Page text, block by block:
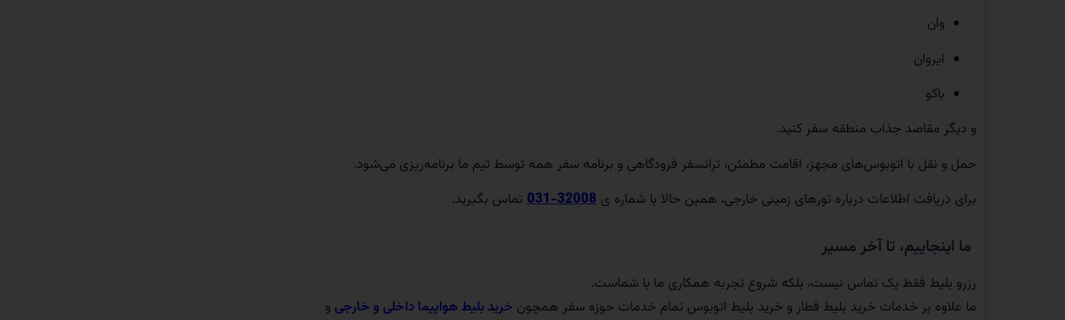
وان
ایروان
باکو
و دیگر مقاصد جذاب منطقه سفر کنید.
حمل‌ و نقل با اتوبوس‌های مجهز، اقامت مطمئن، ترانسفر فرودگاهی و برنامه سفر همه توسط تیم ما برنامه‌ریزی می‌شود.
برای دریافت اطلاعات درباره تورهای زمینی خارجی، همین حالا با شماره ی 32008-031 تماس بگیرید.
ما اینجاییم، تا آخر مسیر
رزرو بلیط فقط یک تماس نیست، بلکه شروع تجربه همکاری ما با شماست.
ما علاوه بر خدمات خرید بلیط قطار و خرید بلیط اتوبوس تمام خدمات حوزه سفر همچون خرید بلیط هواپیما داخلی و خارجی و